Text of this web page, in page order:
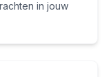
in jouw